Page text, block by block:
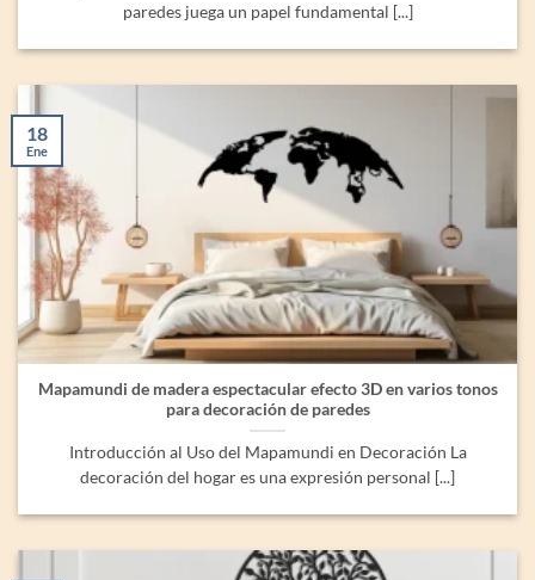
paredes juega un papel fundamental [...]
Mapamundi de madera espectacular efecto 3D en varios tonos
para decoración de paredes
Introducción al Uso del Mapamundi en Decoración La
decoración del hogar es una expresión personal [...]
18
Ene